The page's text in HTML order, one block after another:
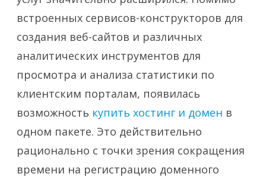
встроенных сервисов-конструкторов для
создания веб-сайтов и различных
аналитических инструментов для
просмотра и анализа статистики по
клиентским порталам, появилась
возможность купить хостинг и домен в
одном пакете. Это действительно
рационально с точки зрения сокращения
времени на регистрацию доменного